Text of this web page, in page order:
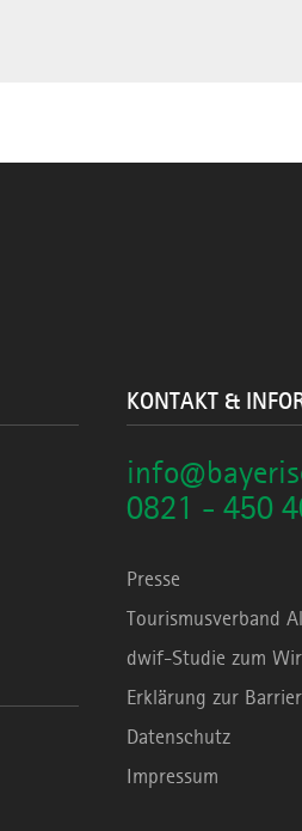
KONTAKT &
0821 - 450
Presse
Tourismusverband
dwif-Studie zum
Erklärung zur
Datenschutz
Impressum